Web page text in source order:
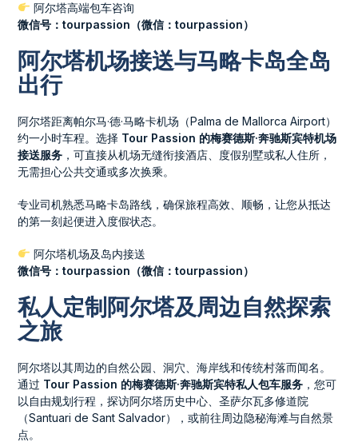
阿尔塔高端包车咨询
微信号：tourpassion（微信：tourpassion）
阿尔塔机场接送与马略卡岛全岛
出行
阿尔塔距离帕尔马·德·马略卡机场（Palma de Mallorca Airport）
约一小时车程。选择 Tour Passion 的梅赛德斯·奔驰斯宾特机场
接送服务 ，可直接从机场无缝衔接酒店、度假别墅或私人住所，
无需担心公共交通或多次换乘。
专业司机熟悉马略卡岛路线，确保旅程高效、顺畅，让您从抵达
的第一刻起便进入度假状态。
阿尔塔机场及岛内接送
微信号：tourpassion（微信：tourpassion）
私人定制阿尔塔及周边自然探索
之旅
阿尔塔以其周边的自然公园、洞穴、海岸线和传统村落而闻名。
通过 Tour Passion 的梅赛德斯·奔驰斯宾特私人包车服务 ，您可
以自由规划行程，探访阿尔塔历史中心、圣萨尔瓦多修道院
（Santuari de Sant Salvador），或前往周边隐秘海滩与自然景
点。